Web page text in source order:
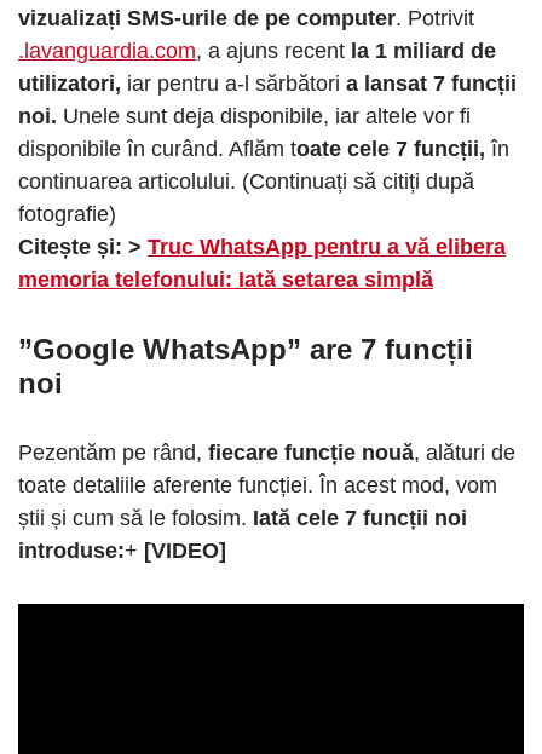
vizualizați SMS-urile de pe computer. Potrivit
.lavanguardia.com, a ajuns recent la 1 miliard de
utilizatori, iar pentru a-l sărbători a lansat 7 funcții
noi. Unele sunt deja disponibile, iar altele vor fi
disponibile în curând. Aflăm toate cele 7 funcții, în
continuarea articolului. (Continuați să citiți după
fotografie)
Citește și: > Truc WhatsApp pentru a vă elibera
memoria telefonului: Iată setarea simplă
”Google WhatsApp” are 7 funcții
noi
Pezentăm pe rând, fiecare funcție nouă, alături de
toate detaliile aferente funcției. În acest mod, vom
știi și cum să le folosim. Iată cele 7 funcții noi
introduse:+ [VIDEO]